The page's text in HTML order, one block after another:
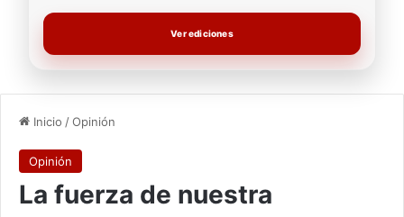
Ver ediciones
Inicio /Opinión
Opinión
La fuerza de nuestra